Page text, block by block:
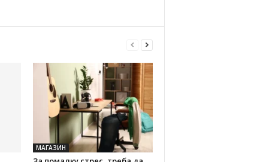
МАГАЗИН